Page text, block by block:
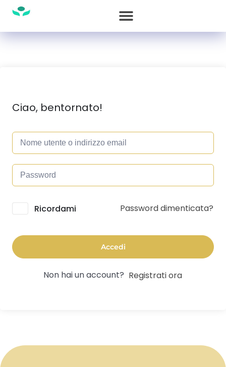
Ciao, bentornato!
Alternative:
Ricordami Password dimenticata?
Accedi
Non hai un account? Registrati ora